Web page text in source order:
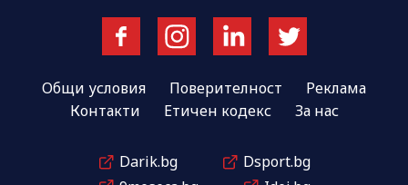
Общи условия Поверителност
Реклама
Контакти
Етичен кодекс За нас
Darik.bg
Dsport.bg